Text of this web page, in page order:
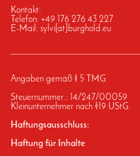
Kontakt:
Telefon: +49 176 276 43 227
E-Mail: sylvi[at]burghold.eu
Angaben gemäß § 5 TMG
Steuernummer.: 14/247/00059
Kleinunternehmer nach §19 UStG.
Haftungsausschluss:
Haftung für Inhalte